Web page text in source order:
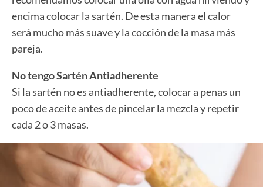
encima colocar la sartén. De esta manera el calor
será mucho más suave y la cocción de la masa más
pareja.
No tengo Sartén Antiadherente
Si la sartén no es antiadherente, colocar a penas un
poco de aceite antes de pincelar la mezcla y repetir
cada 2 o 3 masas.